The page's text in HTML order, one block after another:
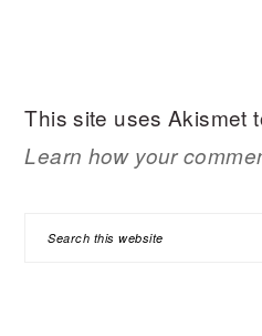
This site uses Akismet
Learn how your
Search